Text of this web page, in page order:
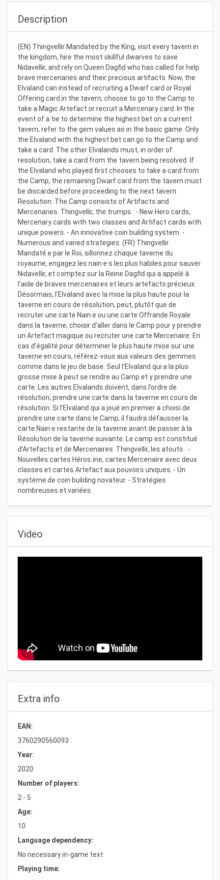
Description
(EN) Thingvellir Mandated by the King, visit every tavern in
the kingdom, hire the most skillful dwarves to save
Nidavellir, and rely on Queen Dagfid who has called for help
brave mercenaries and their precious artifacts. Now, the
Elvaland can instead of recruiting a Dwarf card or Royal
Offering card in the tavern, choose to go to the Camp to
take a Magic Artefact or recruit a Mercenary card. In the
event of a tie to determine the highest bet on a current
tavern, refer to the gem values as in the basic game. Only
the Elvaland with the highest bet can go to the Camp and
take a card. The other Elvalands must, in order of
resolution, take a card from the tavern being resolved. If
the Elvaland who played first chooses to take a card from
the Camp, the remaining Dwarf card from the tavern must
be discarded before proceeding to the next tavern
Resolution. The Camp consists of Artifacts and
Mercenaries. Thingvellir, the trumps : - New Hero cards,
Mercenary cards with two classes and Artifact cards with
unique powers. - An innovative coin building system. -
Numerous and varied strategies. (FR) Thingvellir
Mandaté.e par le Roi, sillonnez chaque taverne du
royaume, engagez les nain·e·s les plus habiles pour sauver
Nidavellir, et comptez sur la Reine Dagfid qui a appelé à
l’aide de braves mercenaires et leurs artefacts précieux.
Désormais, l’Elvaland avec la mise la plus haute pour la
taverne en cours de résolution, peut, plutôt que de
recruter une carte Nain·e ou une carte Offrande Royale
dans la taverne, choisir d’aller dans le Camp pour y prendre
un Artefact magique ou recruter une carte Mercenaire. En
cas d’égalité pour déterminer le plus haute mise sur une
taverne en cours, référez-vous aux valeurs des gemmes
comme dans le jeu de base. Seul l’Elvaland qui a la plus
grosse mise à peut se rendre au Camp et y prendre une
carte. Les autres Elvalands doivent, dans l’ordre de
résolution, prendre une carte dans la taverne en cours de
résolution. Si l’Elvaland qui a joué en premier a choisi de
prendre une carte dans le Camp, il faudra défausser la
carte Nain·e restante de la taverne avant de passer à la
Résolution de la taverne suivante. Le camp est constitué
d’Artefacts et de Mercenaires. Thingvellir, les atouts : -
Nouvelles cartes Héros.ïne, cartes Mercenaire avec deux
classes et cartes Artefact aux pouvoirs uniques. - Un
système de coin building novateur. - Stratégies
nombreuses et variées.
Video
Extra info
EAN:
3760290560093
Year:
2020
Number of players:
2 - 5
Age:
10
Language dependency:
No necessary in-game text
Playing time: